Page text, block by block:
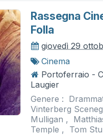
Rassegna
Folla
giovedì 29
Cinema
Portoferraio -
Laugier
Genere :
Vinterberg
Mulligan ,
Temple , Tom